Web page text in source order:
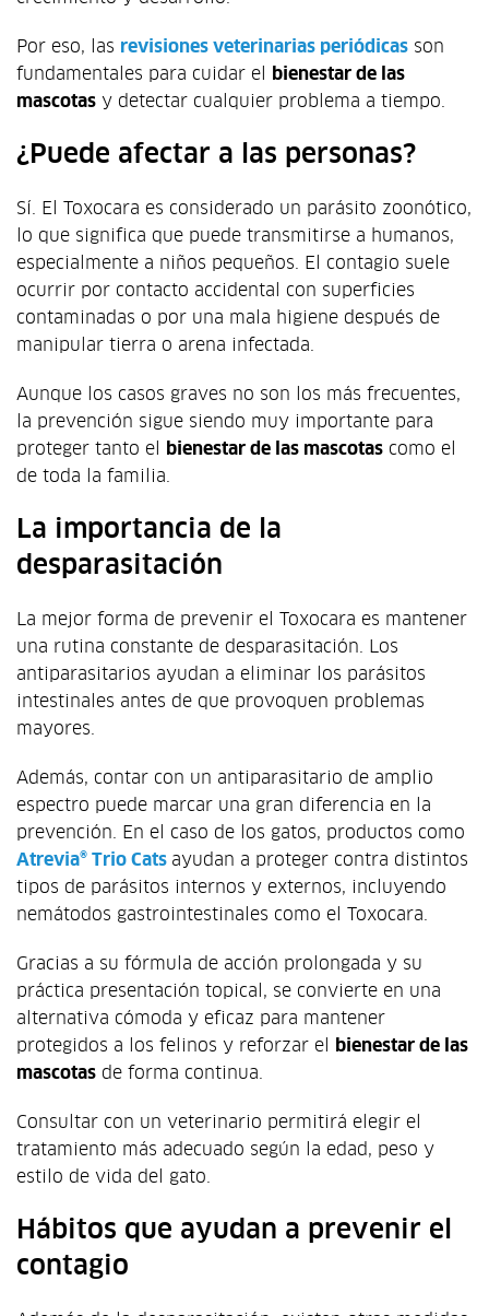
Por eso, las revisiones veterinarias periódicas son
fundamentales para cuidar el
bienestar de las
mascotas y detectar cualquier problema a tiempo.
¿Puede afectar a las personas?
Sí. El Toxocara es considerado un parásito zoonótico,
lo que significa que puede transmitirse a humanos,
especialmente a niños pequeños. El contagio suele
ocurrir por contacto accidental con superficies
contaminadas o por una mala higiene después de
manipular tierra o arena infectada.
Aunque los casos graves no son los más frecuentes,
la prevención sigue siendo muy importante para
proteger tanto el
bienestar de las mascotas como el
de toda la familia.
La importancia de la
desparasitación
La mejor forma de prevenir el Toxocara es mantener
una rutina constante de desparasitación. Los
antiparasitarios ayudan a eliminar los parásitos
intestinales antes de que provoquen problemas
mayores.
Además, contar con un antiparasitario de amplio
espectro puede marcar una gran diferencia en la
prevención. En el caso de los gatos, productos como
Atrevia® Trio Cats ayudan a proteger contra distintos
tipos de parásitos internos y externos, incluyendo
nemátodos gastrointestinales como el Toxocara.
Gracias a su fórmula de acción prolongada y su
práctica presentación topical, se convierte en una
alternativa cómoda y eficaz para mantener
protegidos a los felinos y reforzar el
bienestar de las
mascotas de forma continua.
Consultar con un veterinario permitirá elegir el
tratamiento más adecuado según la edad, peso y
estilo de vida del gato.
Hábitos que ayudan a prevenir el
contagio